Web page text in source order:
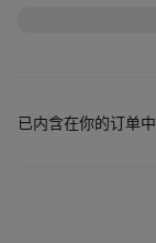
已内含在你的订单中